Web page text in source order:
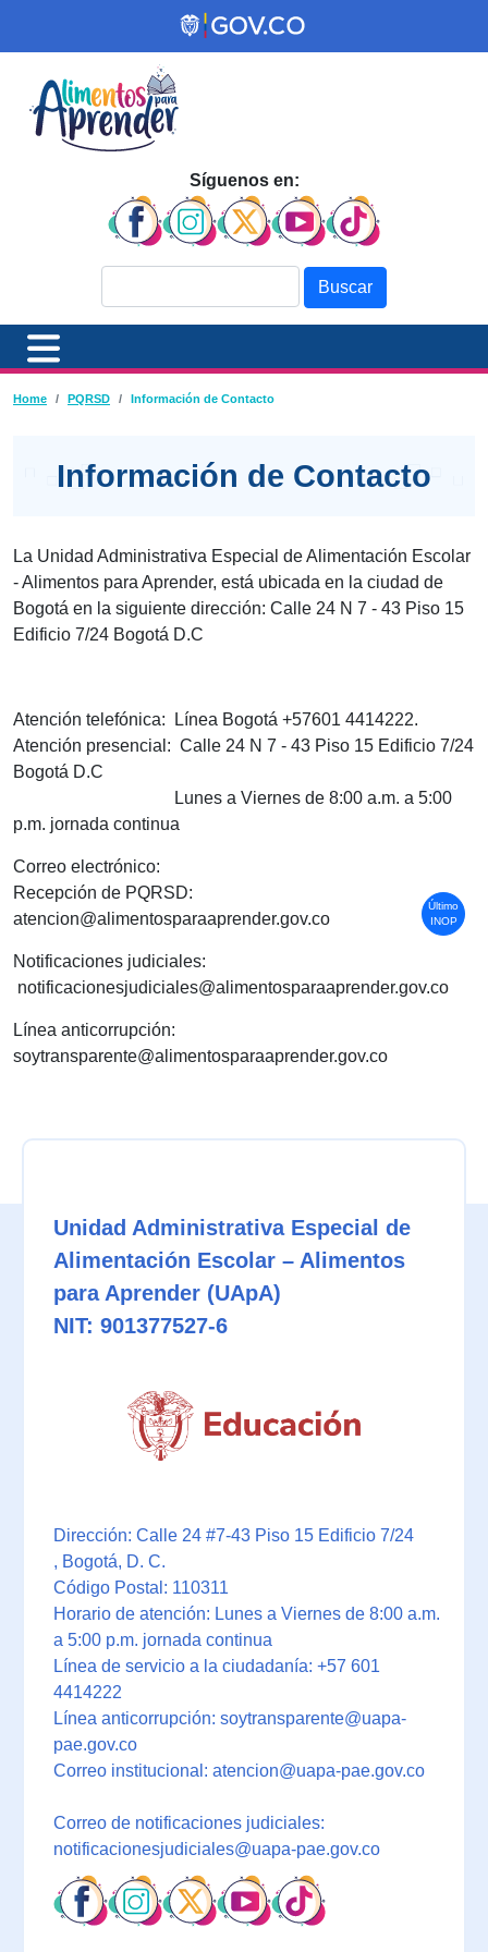
Pasar al contenido principal
Síguenos en:
Último
INOP
Ruta de navegación
Home PQRSD Información de Contacto
Información de Contacto
La Unidad Administrativa Especial de Alimentación Escolar
- Alimentos para Aprender, está ubicada en la ciudad de
Bogotá en la siguiente dirección: Calle 24 N 7 - 43 Piso 15
Edificio 7/24 Bogotá D.C
Atención telefónica: Línea Bogotá +57601 4414222.
Atención presencial: Calle 24 N 7 - 43 Piso 15 Edificio 7/24
Bogotá D.C
Lunes a Viernes de 8:00 a.m. a 5:00
p.m. jornada continua
Correo electrónico:
Recepción de PQRSD:
atencion@alimentosparaaprender.gov.co
Notificaciones judiciales:
notificacionesjudiciales@alimentosparaaprender.gov.co
Línea anticorrupción:
soytransparente@alimentosparaaprender.gov.co
Unidad Administrativa Especial de
Alimentación Escolar – Alimentos
para Aprender (UApA)
NIT: 901377527-6
Dirección: Calle 24 #7-43 Piso 15 Edificio 7/24
, Bogotá, D. C.
Código Postal: 110311
Horario de atención: Lunes a Viernes de 8:00 a.m.
a 5:00 p.m. jornada continua
Línea de servicio a la ciudadanía: +57 601
4414222
Línea anticorrupción: soytransparente@uapa-
pae.gov.co
Correo institucional: atencion@uapa-pae.gov.co
Correo de notificaciones judiciales:
notificacionesjudiciales@uapa-pae.gov.co